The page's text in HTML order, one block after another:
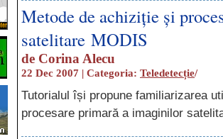
Metode de achiziție și
satelitare MODIS
de Corina Alecu
22 Dec 2007 | Categoria: Teledetecție/
Tutorialul își propune familiarizarea
procesare primară a imaginilor